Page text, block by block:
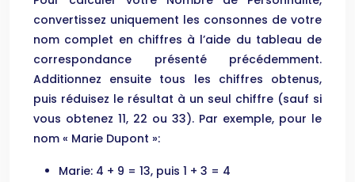
convertissez uniquement les consonnes de votre
nom complet en chiffres à l’aide du tableau de
correspondance présenté précédemment.
Additionnez ensuite tous les chiffres obtenus,
puis réduisez le résultat à un seul chiffre (sauf si
vous obtenez 11, 22 ou 33). Par exemple, pour le
nom « Marie Dupont »:
Marie: 4 + 9 = 13, puis 1 + 3 = 4